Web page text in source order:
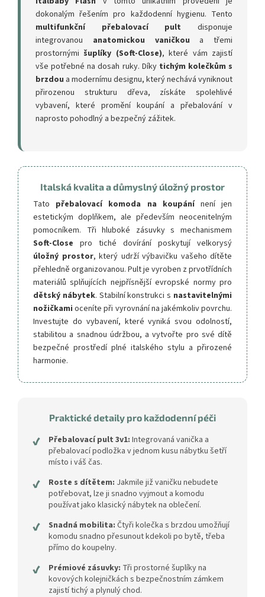
dokonalým řešením pro každodenní hygienu. Tento
multifunkční přebalovací pult disponuje
integrovanou anatomickou vaničkou a třemi
prostornýmišuplíky (Soft-Close), které vám zajistí
vše potřebné na dosah ruky. Díky tichým kolečkům s
brzdou a modernímu designu, který nechává vyniknout
přirozenou strukturu dřeva, získáte spolehlivé
vybavení, které promění koupání a přebalování v
naprosto pohodlný a bezpečný zážitek.
Italská kvalita a důmyslný úložný prostor
Tato přebalovací komoda na koupánínení jen
estetickým doplňkem, ale především neocenitelným
pomocníkem. Tři hluboké zásuvky s mechanismem
Soft-Close pro tiché dovírání poskytují velkorysý
úložný prostor, který udrží výbavičku vašeho dítěte
přehledně organizovanou. Pult je vyroben z prvotřídních
materiálů splňujících nejpřísnější evropské normy pro
dětský nábytek. Stabilní konstrukci s nastavitelnými
nožičkami oceníte při vyrovnání na jakémkoliv povrchu.
Investujte do vybavení, které vyniká svou odolností,
stabilitou a snadnou údržbou, a vytvořte pro své dítě
bezpečné prostředí plné italského stylu a přirozené
harmonie.
Praktické detaily pro každodenní péči
✔ Přebalovací pult 3v1: Integrovaná vanička a
přebalovací podložka v jednom kusu nábytku šetří
místo i váš čas.
✔ Roste s dítětem: Jakmile již vaničku nebudete
potřebovat, lze ji snadno vyjmout a komodu
používat jako klasický nábytek na oblečení.
✔ Snadná mobilita: Čtyři kolečka s brzdou umožňují
komodu snadno přesunout kdekoli po bytě, třeba
přímo do koupelny.
✔ Prémiové zásuvky: Tři prostorné šuplíky na
kovových kolejničkách s bezpečnostním zámkem
zajistí tichý a plynulý chod.